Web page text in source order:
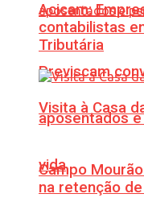
Previscam
aposentados
vida
Acicam:
contabilistas
Tributária
Visita à Casa
Campo
na retenção